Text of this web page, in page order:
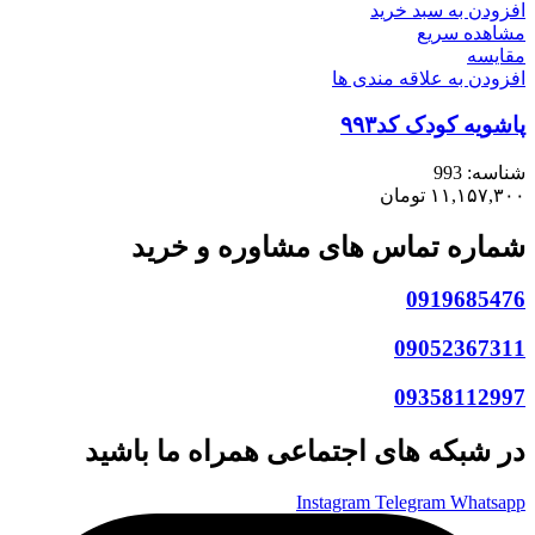
افزودن به سبد خرید
مشاهده سریع
مقایسه
افزودن به علاقه مندی ها
پاشویه کودک کد۹۹۳
شناسه: 993
۱۱,۱۵۷,۳۰۰ تومان
شماره تماس های مشاوره و خرید
0919685476
09052367311
09358112997
در شبکه های اجتماعی همراه ما باشید
Instagram Telegram Whatsapp